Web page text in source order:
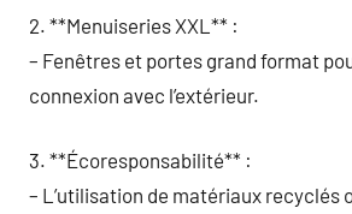
2. **Menuiseries XXL** :
– Fenêtres et portes grand format
connexion avec l’extérieur.
3. **Écoresponsabilité** :
– L’utilisation de matériaux recyclés